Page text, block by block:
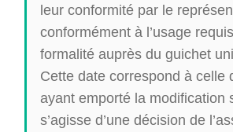
leur conformité par le
conformément à l’usage
formalité auprès du guichet
Cette date correspond à celle
ayant emporté la modification
s’agisse d’une décision de